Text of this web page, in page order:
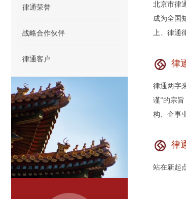
律通荣誉
战略合作伙伴
律通客户
北京市律
成为全国
上、律通
律
律通两字
谨”的宗
构、企事
律
站在新起